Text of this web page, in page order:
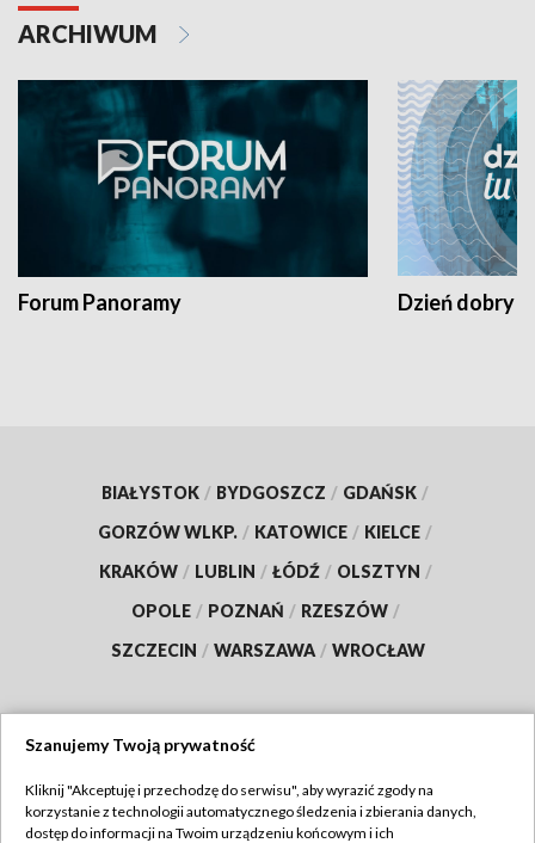
ARCHIWUM
Forum Panoramy Dzień dobry
BIAŁYSTOK / BYDGOSZCZ / GDAŃSK /
GORZÓW WLKP. / KATOWICE / KIELCE /
KRAKÓW / LUBLIN / ŁÓDŹ / OLSZTYN /
OPOLE / POZNAŃ / RZESZÓW /
SZCZECIN / WARSZAWA / WROCŁAW
TVP
Szanujemy Twoją prywatność
Kliknij "Akceptuję i przechodzę do serwisu", aby wyrazić zgody na
korzystanie z technologii automatycznego śledzenia i zbierania danych,
dostęp do informacji na Twoim urządzeniu końcowym i ich